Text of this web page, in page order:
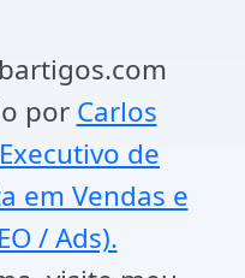
por Carlos
de
em Vendas e
/ Ads).